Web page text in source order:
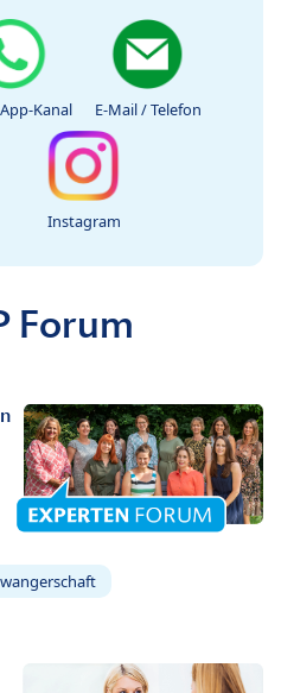
Kanal E-Mail / Telefon
Instagram
Forum